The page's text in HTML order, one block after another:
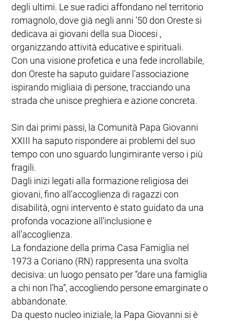
degli ultimi. Le sue radici affondano nel territorio
romagnolo, dove già negli anni ’50 don Oreste si
dedicava ai giovani della sua Diocesi ,
organizzando attività educative e spirituali.
Con una visione profetica e una fede incrollabile,
don Oreste ha saputo guidare l’associazione
ispirando migliaia di persone, tracciando una
strada che unisce preghiera e azione concreta.
Sin dai primi passi, la Comunità Papa Giovanni
XXIII ha saputo rispondere ai problemi del suo
tempo con uno sguardo lungimirante verso i più
fragili.
Dagli inizi legati alla formazione religiosa dei
giovani, fino all’accoglienza di ragazzi con
disabilità, ogni intervento è stato guidato da una
profonda vocazione all’inclusione e
all’accoglienza.
La fondazione della prima Casa Famiglia nel
1973 a Coriano (RN) rappresenta una svolta
decisiva: un luogo pensato per “dare una famiglia
a chi non l’ha”, accogliendo persone emarginate o
abbandonate.
Da questo nucleo iniziale, la Papa Giovanni si è